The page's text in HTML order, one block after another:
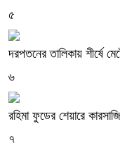
৫
দরপতনের তালিকায় শীর্ষে
৬
রহিমা ফুডের শেয়ারে
৭